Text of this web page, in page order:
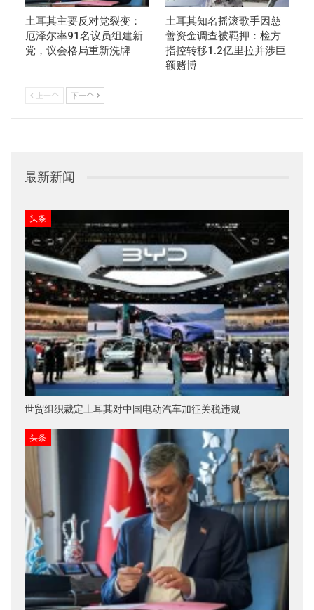
土耳其主要反对党裂变：
厄泽尔率91名议员组建新
党，议会格局重新洗牌
土耳其知名摇滚歌手因慈
善资金调查被羁押：检方
指控转移1.2亿里拉并涉巨
额赌博
上一个 下一个
最新新闻
头条
世贸组织裁定土耳其对中国电动汽车加征关税违规
头条